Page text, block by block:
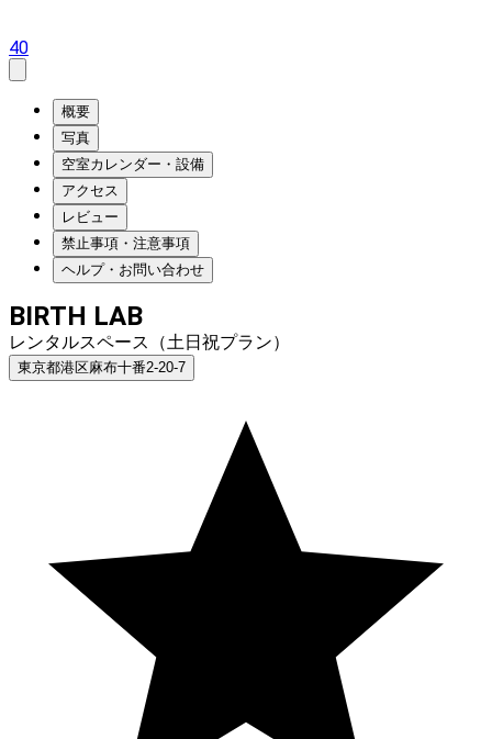
40
概要
写真
空室カレンダー・設備
アクセス
レビュー
禁止事項・注意事項
ヘルプ・お問い合わせ
BIRTH LAB
レンタルスペース（土日祝プラン）
東京都港区麻布十番2-20-7